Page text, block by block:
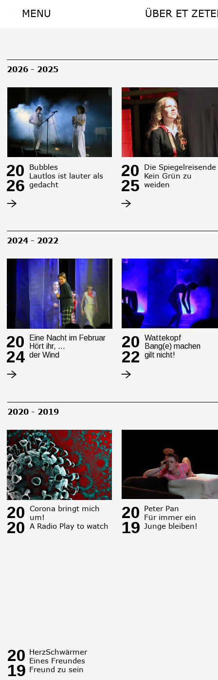
20
26
Bubbles
Lautlos ist lauter als
gedacht
20
25
Die Spiegelreisende
Kein Grün zu
weiden
2026 - 2025
20
24
Eine Nacht im Februar
Hört ihr, …
der Wind
20
22
Wattekopf
Bang(e) machen
gilt nicht!
2024 - 2022
20
20
Corona bringt mich
um!
A Radio Play to watch
2020 - 2019
20
19
Peter Pan
Für immer ein
Junge bleiben!
20
19
HerzSchwärmer
Eines Freundes
Freund zu sein
MENU ÜBER ET
ÜBER ET
MENU